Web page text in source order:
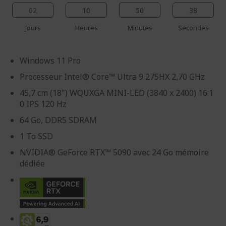
02
Jours
10
Heures
50
Minutes
37
Secondes
Windows 11 Pro
Processeur Intel® Core™ Ultra 9 275HX 2,70 GHz
45,7 cm (18") WQUXGA MINI-LED (3840 x 2400) 16:1
0 IPS 120 Hz
64 Go, DDR5 SDRAM
1 To SSD
NVIDIA® GeForce RTX™ 5090 avec 24 Go mémoire
dédiée